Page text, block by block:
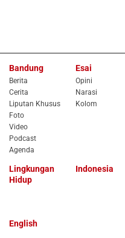
Bandung
Berita
Cerita
Liputan Khusus
Foto
Video
Podcast
Agenda
Esai
Opini
Narasi
Kolom
Lingkungan
Hidup
Indonesia
English